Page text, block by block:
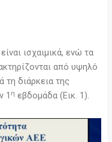
ισχαιμικά, ενώ τα
από υψηλό
τη διάρκεια της
1 η εβδομάδα (Εικ. 1).